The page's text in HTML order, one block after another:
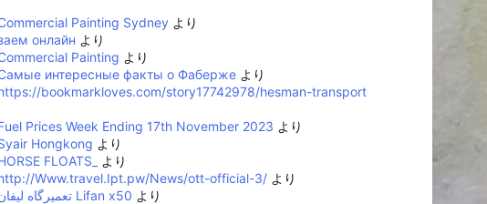
Painting Sydney より
онлайн より
Painting より
интересные факты о Фаберже より
bookmarkloves.com/story17742978/hesman-transport
Prices Week Ending 17th November 2023 より
Hongkong より
FLOATS_
より
Www.travel.Ipt.pw/News/ott-official-3/ より
تعمیرگاه لیفان Lifan x50 より